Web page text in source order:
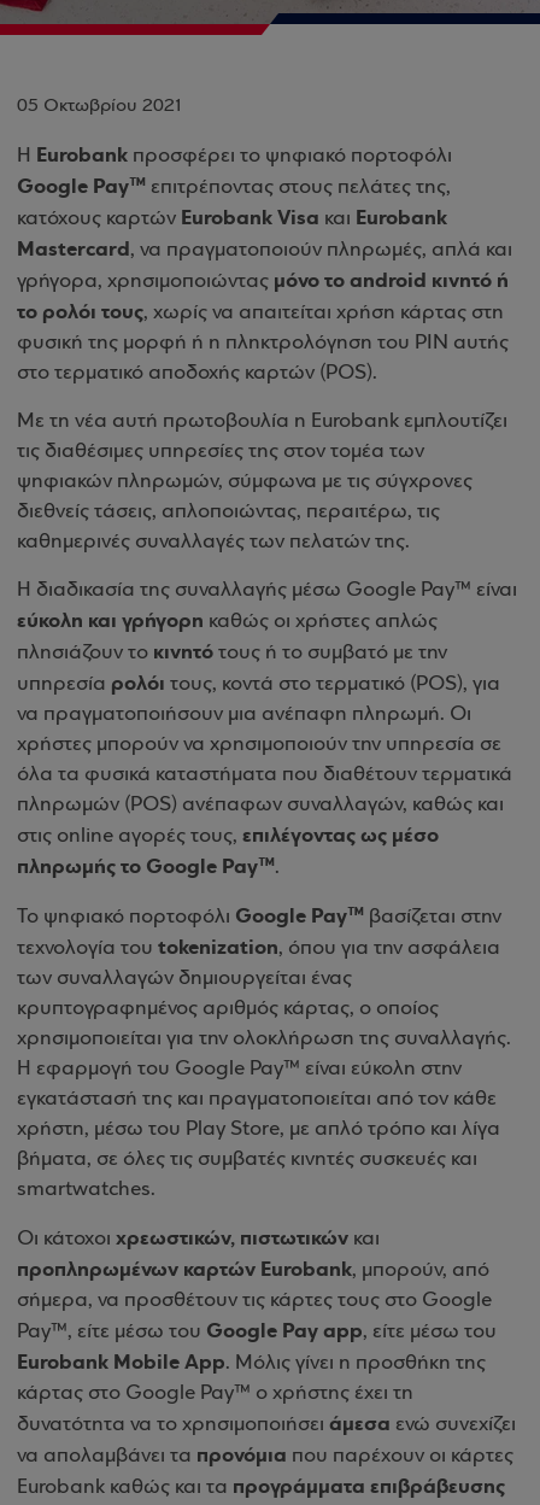
05 Οκτωβρίου 2021
H Εurobank προσφέρει το ψηφιακό πορτοφόλι
Google Pay™ επιτρέποντας στους πελάτες της,
κατόχους καρτών Eurobank Visa και Eurobank
Mastercard, να πραγματοποιούν πληρωμές, απλά και
γρήγορα, χρησιμοποιώντας μόνο το android κινητό ή
το ρολόι τους, χωρίς να απαιτείται χρήση κάρτας στη
φυσική της μορφή ή η πληκτρολόγηση του ΡΙΝ αυτής
στο τερματικό αποδοχής καρτών (POS).
Με τη νέα αυτή πρωτοβουλία η Eurobank εμπλουτίζει
τις διαθέσιμες υπηρεσίες της στον τομέα των
ψηφιακών πληρωμών, σύμφωνα με τις σύγχρονες
διεθνείς τάσεις, απλοποιώντας, περαιτέρω, τις
καθημερινές συναλλαγές των πελατών της.
Η διαδικασία της συναλλαγής μέσω Google Pay™ είναι
εύκολη και γρήγορη καθώς οι χρήστες απλώς
πλησιάζουν το κινητό τους ή το συμβατό με την
υπηρεσία ρολόι τους, κοντά στο τερματικό (POS), για
να πραγματοποιήσουν μια ανέπαφη πληρωμή. Οι
χρήστες μπορούν να χρησιμοποιούν την υπηρεσία σε
όλα τα φυσικά καταστήματα που διαθέτουν τερματικά
πληρωμών (POS) ανέπαφων συναλλαγών, καθώς και
στις online αγορές τους, επιλέγοντας ως μέσο
πληρωμής το Google Pay™.
Το ψηφιακό πορτοφόλι Google Pay™ βασίζεται στην
τεχνολογία του tokenization, όπου για την ασφάλεια
των συναλλαγών δημιουργείται ένας
κρυπτογραφημένος αριθμός κάρτας, ο οποίος
χρησιμοποιείται για την ολοκλήρωση της συναλλαγής.
Η εφαρμογή του Google Pay™ είναι εύκολη στην
εγκατάστασή της και πραγματοποιείται από τον κάθε
χρήστη, μέσω του Play Store, με απλό τρόπο και λίγα
βήματα, σε όλες τις συμβατές κινητές συσκευές και
smartwatches.
Οι κάτοχοι χρεωστικών, πιστωτικών και
προπληρωμένων καρτών Eurobank, μπορούν, από
σήμερα, να προσθέτουν τις κάρτες τους στο Google
Pay™, είτε μέσω του Google Pay app, είτε μέσω του
Eurobank Mobile App. Μόλις γίνει η προσθήκη της
κάρτας στο Google Pay™ ο χρήστης έχει τη
δυνατότητα να το χρησιμοποιήσει άμεσα ενώ συνεχίζει
να απολαμβάνει τα προνόμια που παρέχουν οι κάρτες
Eurobank καθώς και τα προγράμματα επιβράβευσης